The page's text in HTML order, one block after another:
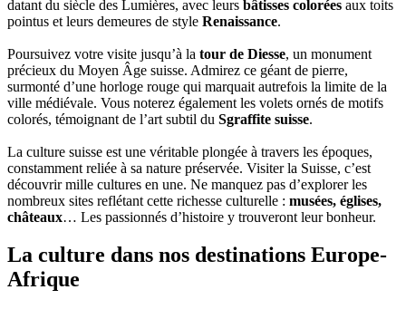
datant du siècle des Lumières, avec leurs bâtisses colorées aux toits
pointus et leurs demeures de style Renaissance.
Poursuivez votre visite jusqu’à la tour de Diesse, un monument
précieux du Moyen Âge suisse. Admirez ce géant de pierre,
surmonté d’une horloge rouge qui marquait autrefois la limite de la
ville médiévale. Vous noterez également les volets ornés de motifs
colorés, témoignant de l’art subtil du Sgraffite suisse.
La culture suisse est une véritable plongée à travers les époques,
constamment reliée à sa nature préservée. Visiter la Suisse, c’est
découvrir mille cultures en une. Ne manquez pas d’explorer les
nombreux sites reflétant cette richesse culturelle : musées, églises,
châteaux… Les passionnés d’histoire y trouveront leur bonheur.
La culture dans nos destinations Europe-
Afrique